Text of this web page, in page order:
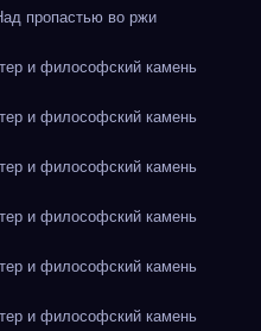
пропастью во ржи
и философский камень
и философский камень
и философский камень
и философский камень
и философский камень
и философский камень